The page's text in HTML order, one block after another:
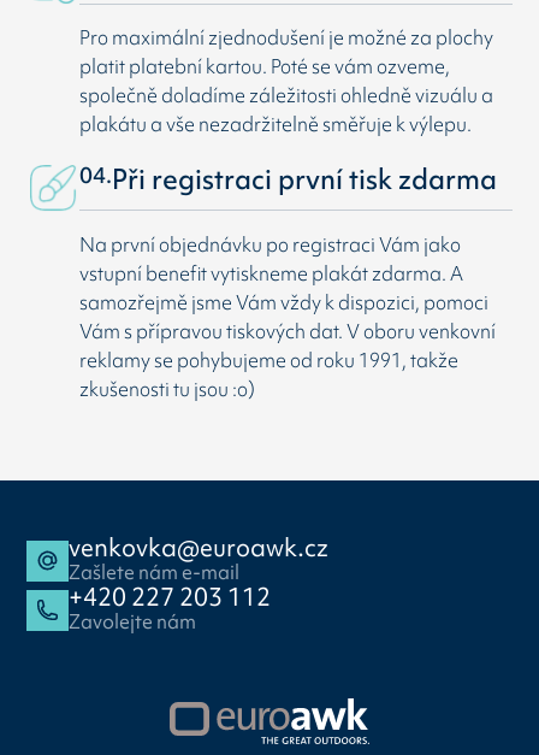
Pro maximální zjednodušení je možné za plochy
platit platební kartou. Poté se vám ozveme,
společně doladíme záležitosti ohledně vizuálu a
plakátu a vše nezadržitelně směřuje k výlepu.
04.Při registraci první tisk zdarma
Na první objednávku po registraci Vám jako
vstupní benefit vytiskneme plakát zdarma. A
samozřejmě jsme Vám vždy k dispozici, pomoci
Vám s přípravou tiskových dat. V oboru venkovní
reklamy se pohybujeme od roku 1991, takže
zkušenosti tu jsou :o)
venkovka@euroawk.cz
Zašlete nám e-mail
+420 227 203 112
Zavolejte nám